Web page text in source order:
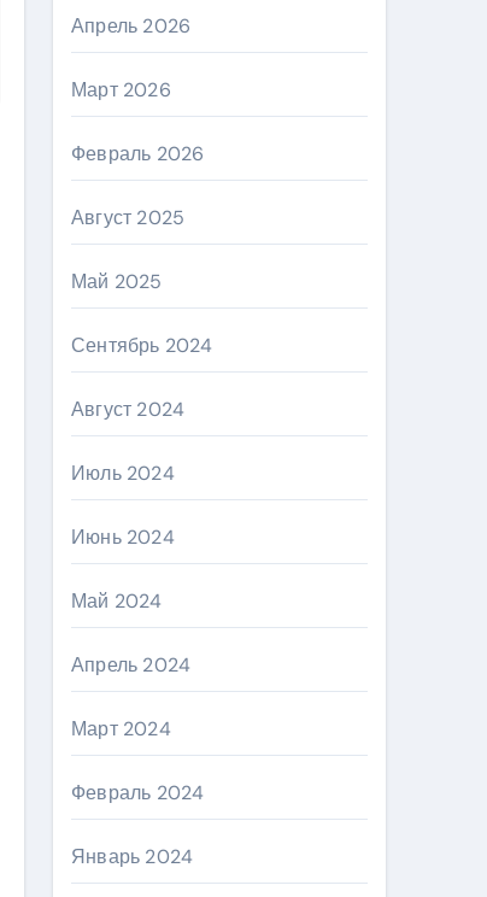
Апрель 2026
Март 2026
Февраль 2026
Август 2025
Май 2025
Сентябрь 2024
Август 2024
Июль 2024
Июнь 2024
Май 2024
Апрель 2024
Март 2024
Февраль 2024
Январь 2024